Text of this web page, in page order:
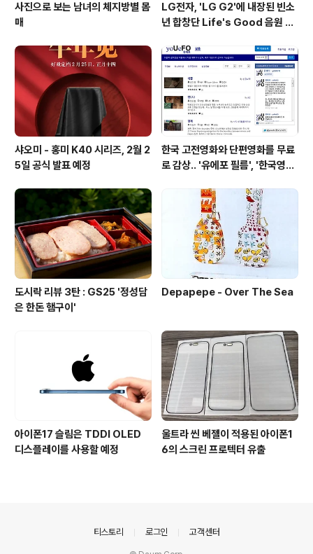
사진으로 보는 남녀의 체지방별 몸
매
LG전자, 'LG G2'에 내장된 빈소
년 합창단 Life's Good 음원 공
샤오미 - 홍미 K40 시리즈, 2월 2
5일 공식 발표 예정
한국 고전영화와 단편영화를 무료
로 감상.. '유에포 필름', '한국영상
도시락 리뷰 3탄 : GS25 '정성담
은 한돈 햄구이'
Depapepe - Over The Sea
아이폰17 슬림은 TDDI OLED
디스플레이를 사용할 예정
울트라 씬 베젤이 적용된 아이폰1
6의 스크린 프로텍터 유출
티스토리 로그인 고객센터